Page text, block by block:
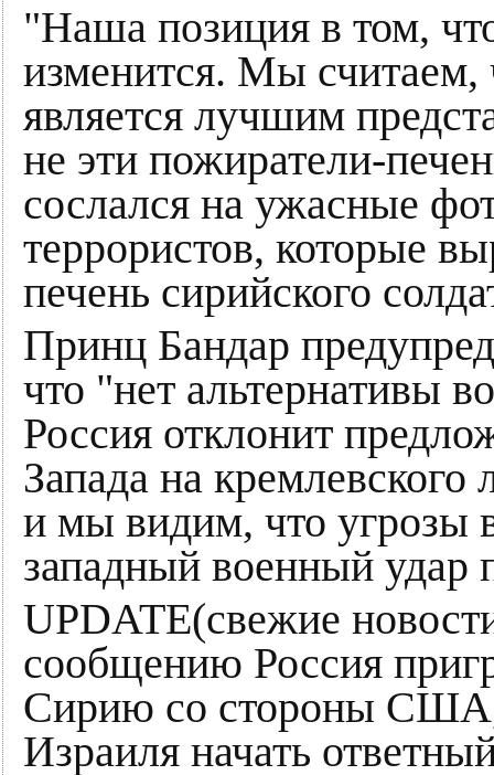
"Наша позиция в том,
изменится. Мы считаем,
является лучшим
не эти пожиратели-
сослался на ужасные
террористов, которые
печень сирийского
Принц Бандар
что "нет альтернативы
Россия отклонит
Запада на
и мы видим, что угрозы
западный военный удар
UPDATE(свежие
сообщению Россия
Сирию со стороны
Израиля начать